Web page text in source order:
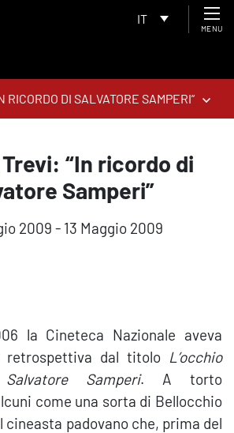
IT
MENU
RICORDO DI SALVATORE SAMPERI”
“In ricordo di
Samperi”
2009 - 13 Maggio 2009
la Cineteca Nazionale aveva
retrospettiva dal titolo L’occhio
Samperi. A torto
come una sorta di Bellocchio
cineasta padovano che, prima del